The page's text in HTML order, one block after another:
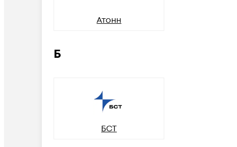
Атонн
Б
БСТ